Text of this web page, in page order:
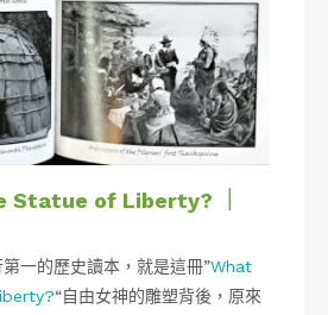
Statue of Liberty? ｜
一的歷史讀本，就是這冊”What
“自由女神的雕塑背後，原來